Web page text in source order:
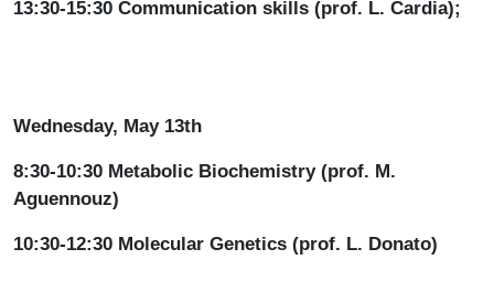
13:30-15:30 Communication skills (prof. L. Cardia);
Wednesday, May 13th
8:30-10:30 Metabolic Biochemistry (prof. M.
Aguennouz)
10:30-12:30 Molecular Genetics (prof. L. Donato)